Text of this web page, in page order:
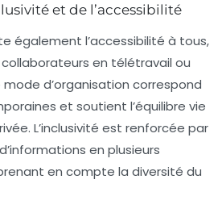
et de l’accessibilité
également l’accessibilité à tous,
en télétravail ou
d’organisation correspond
et soutient l’équilibre vie
L’inclusivité est renforcée par
en plusieurs
en compte la diversité du